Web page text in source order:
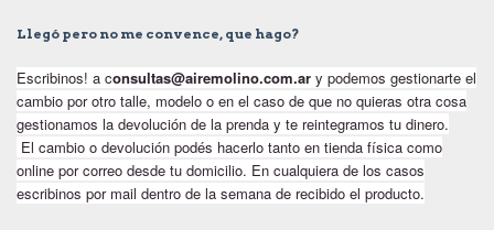
Llegó pero no me convence, que hago?
Escribinos! a consultas@airemolino.com.ar y podemos gestionarte el
cambio por otro talle, modelo o en el caso de que no quieras otra cosa
gestionamos la devolución de la prenda y te reintegramos tu dinero.
El cambio o devolución podés hacerlo tanto en tienda física como
online por correo desde tu domicilio. En cualquiera de los casos
escribinos por mail dentro de la semana de recibido el producto.